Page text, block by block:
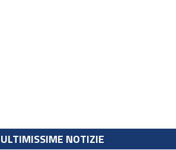
ULTIMISSIME NOTIZIE